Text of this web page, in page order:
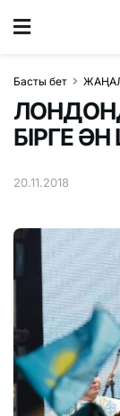
Басты бет
БІРГЕ
20.11.2018